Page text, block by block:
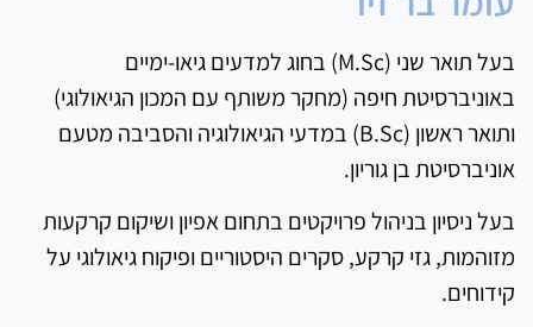
בעל תואר שני (M.Sc) בחוג למדעים גיאו-ימיים
באוניברסיטת חיפה (מחקר משותף עם המכון הגיאולוגי)
ותואר ראשון (B.Sc) במדעי הגיאולוגיה והסביבה מטעם
אוניברסיטת בן גוריון.
בעל ניסיון בניהול פרויקטים בתחום אפיון ושיקום קרקעות
מזוהמות, גזי קרקע, סקרים היסטוריים ופיקוח גיאולוגי על
קידוחים.